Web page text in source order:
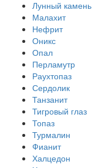
Лунный камень
Малахит
Нефрит
Оникс
Опал
Перламутр
Раухтопаз
Сердолик
Танзанит
Тигровый глаз
Топаз
Турмалин
Фианит
Халцедон